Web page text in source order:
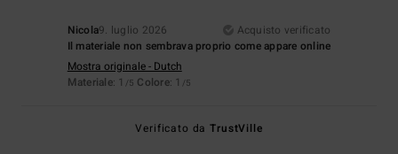
Nicola9. luglio 2026
Acquisto verificato
Il materiale non sembrava proprio come appare online
Mostra originale - Dutch
Materiale: 1 /5 Colore: 1 /5
Verificato daTrustVille